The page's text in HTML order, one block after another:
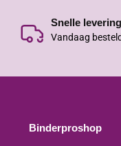
Snelle levering
Vandaag
Binderproshop